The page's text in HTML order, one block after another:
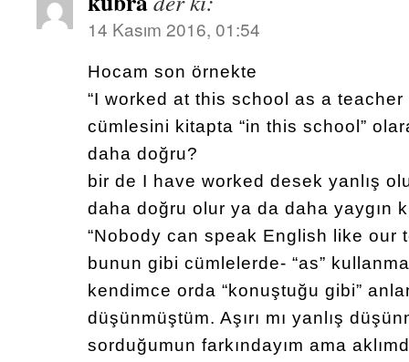
14 Kasım 2016, 01:54
Hocam son örnekte
“I worked at this school as a teacher
cümlesini kitapta “in this school”
daha doğru?
bir de I have worked desek yanlış
daha doğru olur ya da daha yaygın
“Nobody can speak English like our
bunun gibi cümlelerde- “as”
kendimce orda “konuştuğu gibi”
düşünmüştüm. Aşırı mı yanlış
sorduğumun farkındayım ama